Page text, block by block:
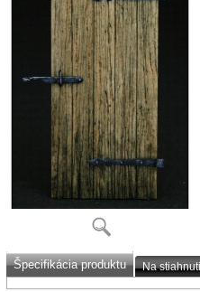
Špecifikácia produktu Na